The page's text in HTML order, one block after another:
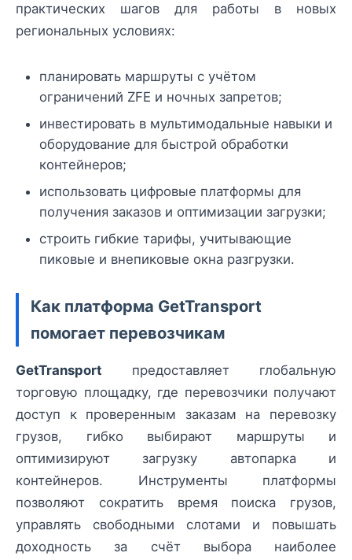
практических шагов для работы в новых
региональных условиях:
планировать маршруты с учётом
ограничений ZFE и ночных запретов;
инвестировать в мультимодальные навыки и
оборудование для быстрой обработки
контейнеров;
использовать цифровые платформы для
получения заказов и оптимизации загрузки;
строить гибкие тарифы, учитывающие
пиковые и внепиковые окна разгрузки.
Как платформа GetTransport
помогает перевозчикам
GetTransport предоставляет глобальную
торговую площадку, где перевозчики получают
доступ к проверенным заказам на перевозку
грузов, гибко выбирают маршруты и
оптимизируют загрузку автопарка и
контейнеров. Инструменты платформы
позволяют сократить время поиска грузов,
управлять свободными слотами и повышать
доходность за счёт выбора наиболее